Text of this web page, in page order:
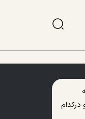
درکدام